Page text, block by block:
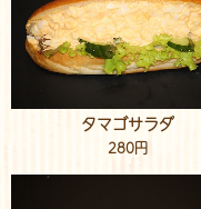
タマゴサラダ
280円